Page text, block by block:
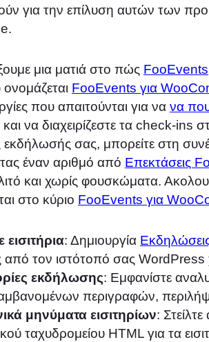
για την επίλυση αυτών των
μια ματιά στο πώς FooEvents
FooEvents για
που απαιτούνται για να να
και να διαχειρίζεστε τα check-
εκδήλωσής σας, μπορείτε στη
έναν αριθμό από Επεκτάσεις
και χωρίς φουσκώματα.
στο κύριο FooEvents για
: Δημιουργία
από τον ιστότοπό σας WordPress
εκδήλωσης: Εμφανίστε
περιγραφών,
μηνύματα εισιτηρίων:
ταχυδρομείου HTML για τα